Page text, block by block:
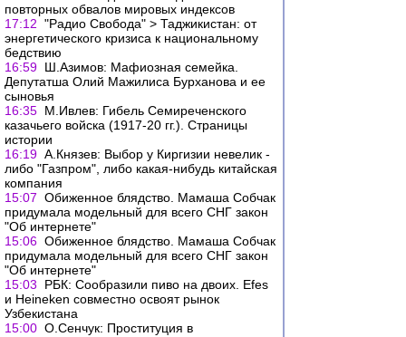
повторных обвалов мировых индексов
17:12 "Радио Свобода" > Таджикистан: от
энергетического кризиса к национальному
бедствию
16:59 Ш.Азимов: Мафиозная семейка.
Депутатша Олий Мажилиса Бурханова и ее
сыновья
16:35 М.Ивлев: Гибель Семиреченского
казачьего войска (1917-20 гг.). Страницы
истории
16:19 А.Князев: Выбор у Киргизии невелик -
либо "Газпром", либо какая-нибудь китайская
компания
15:07 Обиженное блядство. Мамаша Собчак
придумала модельный для всего СНГ закон
"Об интернете"
15:06 Обиженное блядство. Мамаша Собчак
придумала модельный для всего СНГ закон
"Об интернете"
15:03
РБК: Сообразили пиво на двоих. Efes
и Heineken совместно освоят рынок
Узбекистана
15:00 О.Сенчук: Проституция в